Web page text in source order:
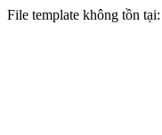
File template không tồn